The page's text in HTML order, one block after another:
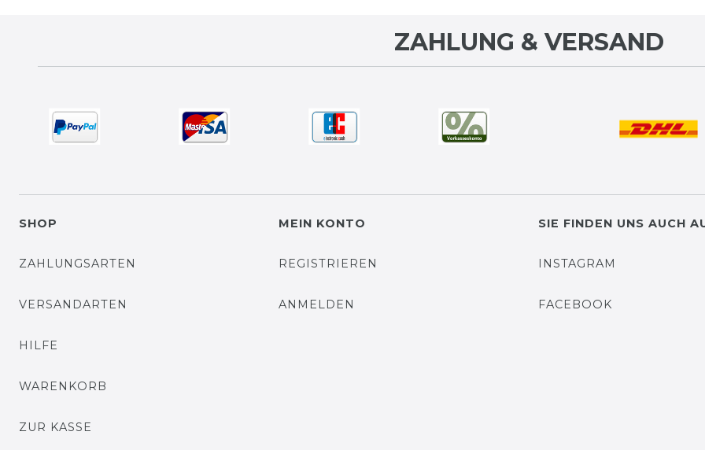
ZAHLUNG & VERSAND
SHOP
ZAHLUNGSARTEN
VERSANDARTEN
HILFE
WARENKORB
ZUR KASSE
MEIN KONTO
REGISTRIEREN
ANMELDEN
SIE FINDEN UNS AUCH
INSTAGRAM
FACEBOOK